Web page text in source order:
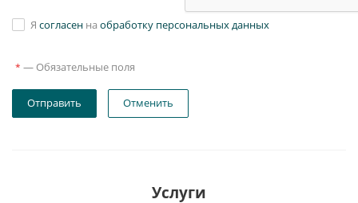
Я согласен на обработку персональных данных
* — Обязательные поля
Отправить Отменить
Услуги